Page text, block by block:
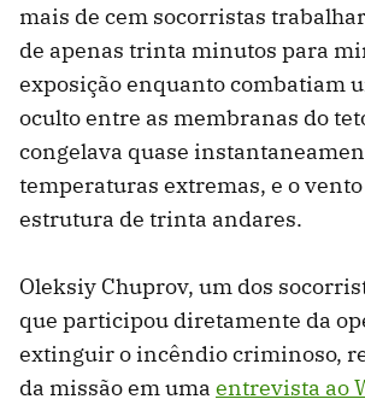
mais de cem socorristas
de apenas trinta minutos para
exposição enquanto combatiam
oculto entre as membranas do
congelava quase
temperaturas extremas, e o
estrutura de trinta andares.
Oleksiy Chuprov, um dos
que participou diretamente da
extinguir o incêndio criminoso,
da missão em uma entrevista ao